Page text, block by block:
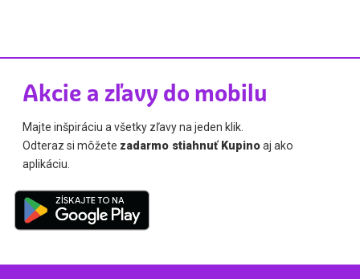
Akcie a zľavy do mobilu
Majte inšpiráciu a všetky zľavy na jeden klik.
Odteraz si môžete zadarmo stiahnuť Kupinoaj ako
aplikáciu.